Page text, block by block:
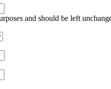
and should be left